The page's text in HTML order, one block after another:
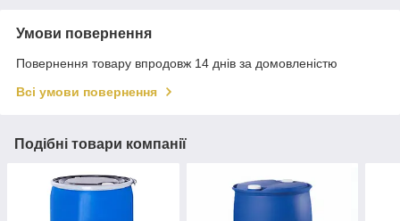
Умови повернення
Повернення товару впродовж 14 днів за домовленістю
Всі умови повернення
Подібні товари компанії